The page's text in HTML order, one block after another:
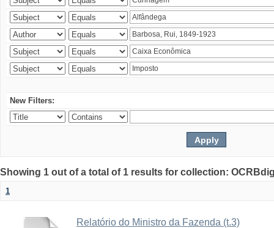
New Filters:
Showing 1 out of a total of 1 results for collection:
1
Relatório do Ministro da Fazenda (t.3)